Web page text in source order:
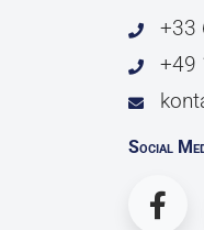
+33
+49
Social